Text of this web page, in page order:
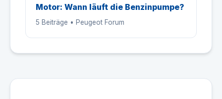
Motor: Wann läuft die Benzinpumpe?
5 Beiträge • Peugeot Forum